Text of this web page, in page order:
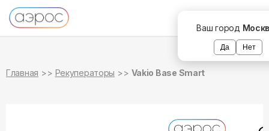
Ваш город
Да Нет
Главная Рекуператоры Vakio Base Smart
в наличии